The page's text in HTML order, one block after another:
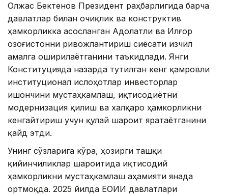
Олжас Бектенов Президент раҳбарлигида барча
давлатлар билан очиқлик ва конструктив
ҳамкорликка асосланган Адолатли ва Илғор
Қозоғистонни ривожлантириш сиёсати изчил
амалга оширилаётганини таъкидлади. Янги
Конституцияда назарда тутилган кенг қамровли
институционал ислоҳотлар инвесторлар
ишончини мустаҳкамлаш, иқтисодиётни
модернизация қилиш ва халқаро ҳамкорликни
кенгайтириш учун қулай шароит яратаётганини
қайд этди.
Унинг сўзларига кўра, ҳозирги ташқи
қийинчиликлар шароитида иқтисодий
ҳамкорликни мустаҳкамлаш аҳамияти янада
ортмоқда. 2025 йилда ЕОИИ давлатлари